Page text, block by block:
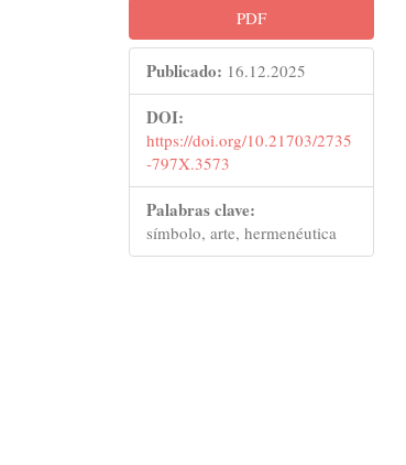
PDF
Publicado: 16.12.2025
DOI:
https://doi.org/10.21703/2735
-797X.3573
Palabras clave:
símbolo, arte, hermenéutica